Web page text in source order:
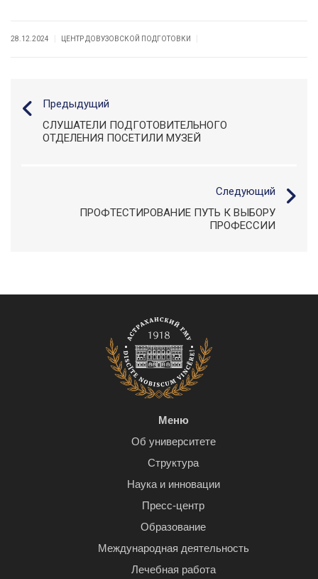
28.12.2024 ЦЕНТР ДОВУЗОВСКОЙ ПОДГОТОВКИ
Предыдущий
СЛУШАТЕЛИ ПОДГОТОВИТЕЛЬНОГО
ОТДЕЛЕНИЯ ПОСЕТИЛИ МУЗЕЙ
Следующий
ПРОФТЕСТИРОВАНИЕ ПУТЬ К ВЫБОРУ
ПРОФЕССИИ
Меню
Об университете
Структура
Наука и инновации
Пресс-центр
Образование
Международная деятельность
Лечебная работа